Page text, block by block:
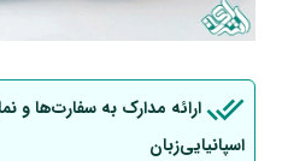
ارائه مدارک به سفارت‌ها و
اسپانیایی‌زبان